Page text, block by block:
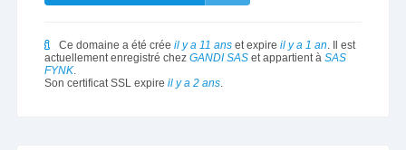
Ce domaine a été crée il y a 11 anset expire il y a 1 an. Il est
actuellement enregistré chez GANDI SASet appartient à SAS
FYNK.
Son certificat SSL expire il y a 2 ans.